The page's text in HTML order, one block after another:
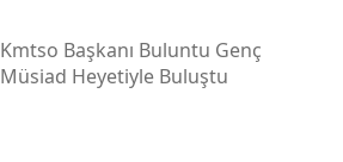
Kmtso Başkanı Buluntu Genç
Müsi̇ad Heyetiyle Buluştu